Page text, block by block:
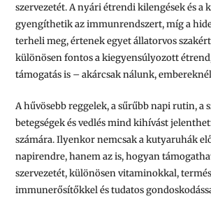
szervezetét. A nyári étrendi kilengések és a
gyengíthetik az immunrendszert, míg a
terheli meg, értenek egyet állatorvos
különösen fontos a kiegyensúlyozott
támogatás is – akárcsak nálunk,
A hűvösebb reggelek, a sűrűbb napi rutin, a
betegségek és vedlés mind kihívást
számára. Ilyenkor nemcsak a kutyaruhák
napirendre, hanem az is, hogyan
szervezetét, különösen vitaminokkal,
immunerősítőkkel és tudatos